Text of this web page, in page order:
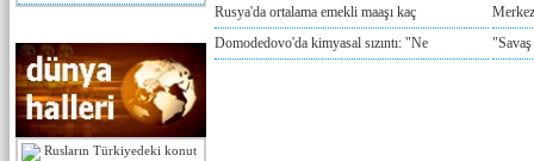
Rusya'da ortalama emekli maaşı kaç
Domodedovo'da kimyasal sızıntı: "Ne